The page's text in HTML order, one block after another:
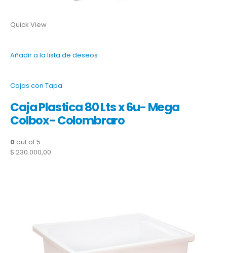
Quick View
Añadir a la lista de deseos
Cajas con Tapa
Caja Plastica 80 Lts x 6u- Mega
Colbox- Colombraro
0 out of 5
$ 230.000,00